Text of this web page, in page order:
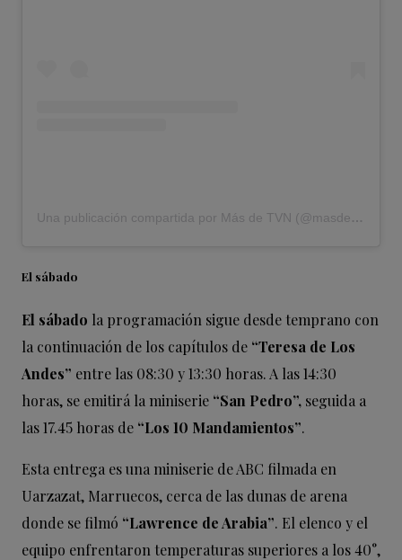
Una publicación compartida por Más de TVN (@masdetvn)
El sábado
El sábado la programación sigue desde temprano con
la continuación de los capítulos de “Teresa de Los
Andes” entre las 08:30 y 13:30 horas. A las 14:30
horas, se emitirá la miniserie “San Pedro”, seguida a
las 17.45 horas de “Los 10 Mandamientos”.
Esta entrega es una miniserie de ABC filmada en
Uarzazat, Marruecos, cerca de las dunas de arena
donde se filmó “Lawrence de Arabia”. El elenco y el
equipo enfrentaron temperaturas superiores a los 40°,